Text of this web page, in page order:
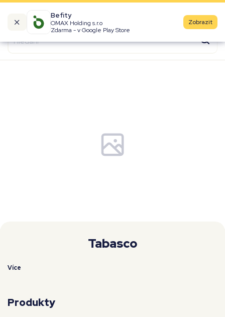
Befity
OMAX Holding s.r.o
Zdarma - v Google Play Store
Zobrazit
Kalorické tabulky
Tabasco
Více
Produkty